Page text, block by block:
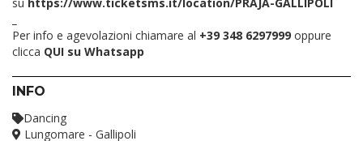
Per info e agevolazioni chiamare al +39 348 6297999 oppure
clicca QUI su Whatsapp
INFO
Dancing
Lungomare - Gallipoli